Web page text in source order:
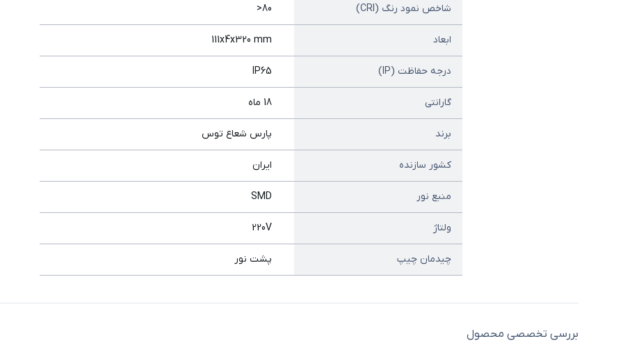
شاخص نمود رنگ (CRI) 80<
ابعاد 111x4x320 mm
درجه حفاظت (IP) IP65
گارانتی 18 ماه
برند پارس شعاع توس
کشور سازنده ایران
منبع نور SMD
ولتاژ 220V
چیدمان چیپ پشت نور
بررسی تخصصی محصول